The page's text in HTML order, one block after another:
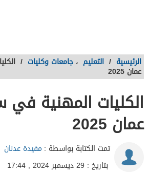
الرئيسية / التعليم ، جامعات وكليات /
عمان 2025
الكليات المهنية
عمان 2025
تمت الكتابة بواسطة : مفيدة عدنان
بتاريخ : 29 ديسمبر 2024 , 17:44